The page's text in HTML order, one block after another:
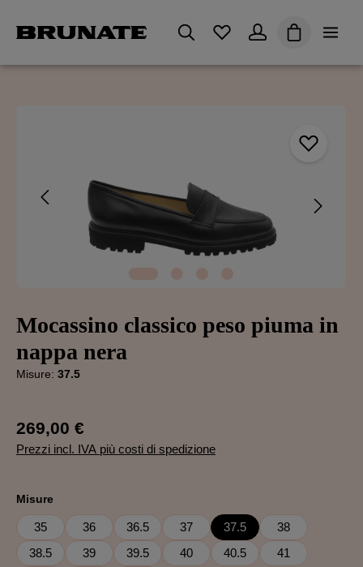
Hai 0 articoli nella lista
Il carrello
Mocassino classico peso piuma in
nappa nera
Misure: 37.5
269,00 €
Prezzi incl. IVA più costi di spedizione
Seleziona
Misure
35 36 36.5 37 37.5
38
38.5
39 39.5 40 40.5
41